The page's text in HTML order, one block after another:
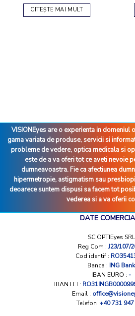
CITEȘTE MAI MULT
VISIONEyes are o experienta in domeniul
gama variata de produse, servicii si
probleme de vedere, optica medicala si
este de a va oferi tot ce aveti nevoie
dumneavoastra. Fie ca afectiunea
hipermetropie, astigmatism sau
deoarece suntem dispusi sa facem tot
vederea si a va oferii
DATE
SC OPTIEyes SRL
Reg Com : J23/107/
Cod identif :
Banca : ING Bank
IBAN EURO : -
IBAN LEI :
Email :
Telefon :+40 731